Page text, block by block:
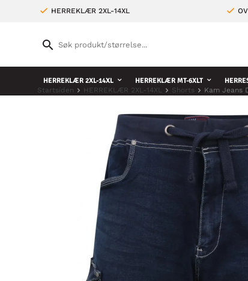
HERREKLÆR 2XL-14XL
HERREKLÆR 2XL-14XL HERREKLÆR MT-6XLT
Startsiden HERREKLÆR 2XL-14XL Shorts Kam Jeans